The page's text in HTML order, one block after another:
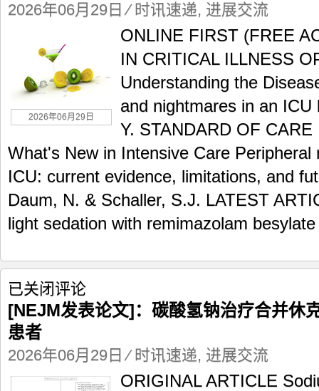
在
2026年06月29日 ⁄时讯速递, 进展交流
2026年06月29日
ONLINE FIRST (FREE
IN CRITICAL ILLNESS
Understanding the
and nightmares in an
Y. STANDARD OF
What's New in Intensive Care Peripheral
ICU: current evidence, limitations, and
Daum, N. & Schaller, S.J. LATEST
light sedation with remimazolam
[NEJM
发
表
论
碳
酸
已关闭评论
[NEJM发表论文]：碳酸氢钠治疗合并休
患者
2026年06月29日 ⁄时讯速递, 进展交流
ORIGINAL ARTICLE